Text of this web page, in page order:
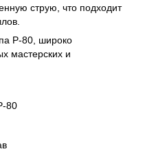
струю, что подходит
P-80, широко
мастерских и
80